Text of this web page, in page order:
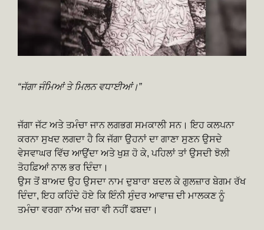
“ਜੱਗਾ ਜੰਮਿਆਂ ਤੇ ਮਿਲਨ ਵਧਾਈਆਂ।”
ਜੱਗਾ ਜੱਟ ਅਤੇ ਤਮੰਚਾ ਜਾਨ ਲਗਭਗ ਸਮਕਾਲੀ ਸਨ। ਇਹ ਕਲਪਨਾ
ਕਰਨਾ ਸੁਖਦ ਲਗਦਾ ਹੈ ਕਿ ਜੱਗਾ ਉਹਨਾਂ ਦਾ ਗਾਣਾ ਸੁਣਨ ਉਸਦੇ
ਵੇਸਵਾਘਰ ਵਿੱਚ ਆਉਂਦਾ ਅਤੇ ਖੁਸ਼ ਹੋ ਕੇ, ਪਹਿਲਾਂ ਤਾਂ ਉਸਦੀ ਝੋਲੀ
ਤੋਹਫ਼ਿਆਂ ਨਾਲ ਭਰ ਦਿੰਦਾ।
ਉਸ ਤੋਂ ਬਾਅਦ ਉਹ ਉਸਦਾ ਨਾਮ ਦੁਬਾਰਾ ਬਦਲ ਕੇ ਗੁਲਜ਼ਾਰ ਬੇਗਮ ਰੱਖ
ਦਿੰਦਾ, ਇਹ ਕਹਿੰਦੇ ਹੋਏ ਕਿ ਇੰਨੀ ਸੁੰਦਰ ਆਵਾਜ਼ ਦੀ ਮਾਲਕਣ ਨੂੰ
ਤਮੰਚਾ ਵਰਗਾ ਨਾਂਅ ਜ਼ਰਾ ਵੀ ਨਹੀਂ ਫਬਦਾ।